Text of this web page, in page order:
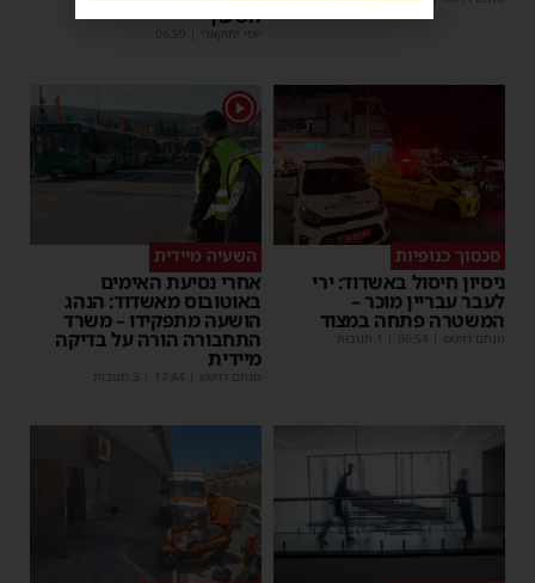
השעון
יוסי יחזקאלי 06:59
סכסוך כנופיות
ניסיון חיסול באשדוד: ירי
לעבר עבריין מוכר –
המשטרה פתחה במצוד
מנחם דויטש |
06:54 | 1 תגובות
השעיה מיידית
אחרי נסיעת האימים
באוטובוס מאשדוד: הנהג
הושעה מתפקידו – משרד
התחבורה הורה על בדיקה
מיידית
מנחם דויטש |
17:44